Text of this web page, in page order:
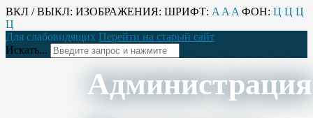
ВКЛ / ВЫКЛ: ИЗОБРАЖЕНИЯ: ШРИФТ: A A A ФОН: Ц Ц Ц
Ц
Для слабовидящих Перейти на старый сайт
Искать...
Администрация